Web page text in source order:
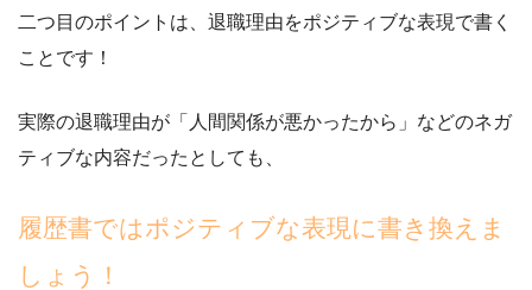
二つ目のポイントは、退職理由をポジティブな表現で書く
ことです！
実際の退職理由が「人間関係が悪かったから」などのネガ
ティブな内容だったとしても、
履歴書ではポジティブな表現に書き換えま
しょう！